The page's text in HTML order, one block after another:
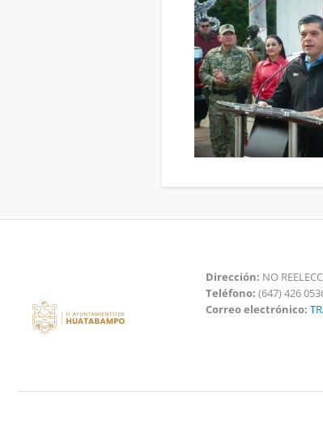
Dirección: NO
Teléfono: (647) 426
Correo electrónico: